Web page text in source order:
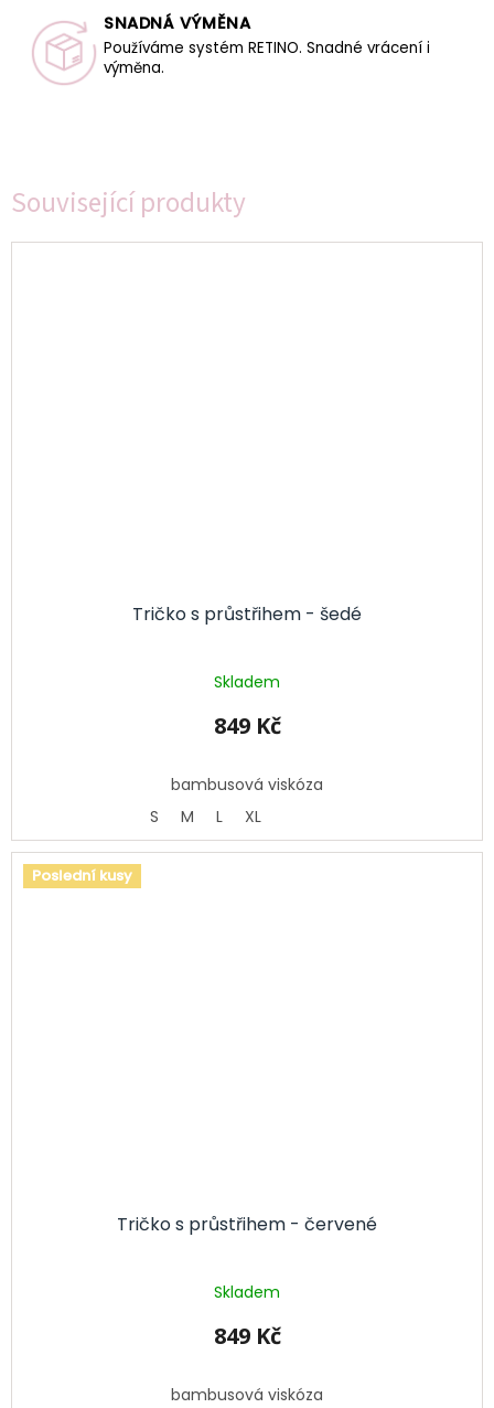
Související produkty
Tričko s průstřihem - šedé
Skladem
849 Kč
bambusová viskóza
S
M L XL
Poslední kusy
Tričko s průstřihem - červené
Skladem
849 Kč
bambusová viskóza
SNADNÁ VÝMĚNA
Používáme systém RETINO. Snadné vrácení i
výměna.